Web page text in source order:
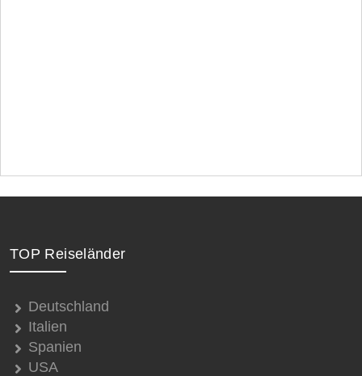
TOP Reiseländer
Deutschland
Italien
Spanien
USA